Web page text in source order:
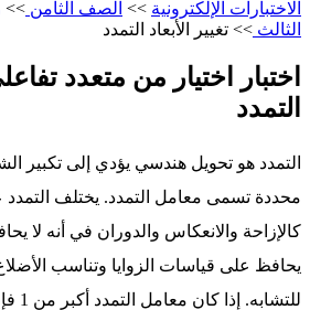
الاختبارات الإلكترونية >> الصف الثامن >>
الثالث >> تغيير الأبعاد التمدد
اختبار اختيار من متعدد
التمدد
التمدد هو تحويل هندسي يؤدي إلى تكبير
محددة تسمى معامل التمدد. يختلف التمدد
كالإزاحة والانعكاس والدوران في أنه لا
يحافظ على قياسات الزوايا وتناسب
للتشابه.